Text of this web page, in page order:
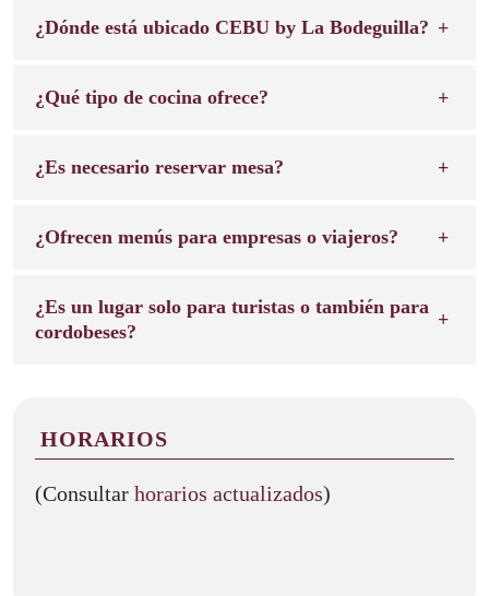
¿Dónde está ubicado CEBU by La Bodeguilla?
¿Qué tipo de cocina ofrece?
¿Es necesario reservar mesa?
¿Ofrecen menús para empresas o viajeros?
¿Es un lugar solo para turistas o también para
cordobeses?
HORARIOS
(Consultar horarios actualizados)